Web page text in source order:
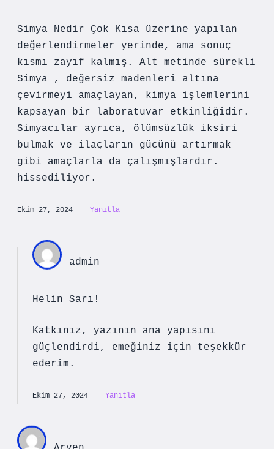
Simya Nedir Çok Kısa üzerine yapılan
değerlendirmeler yerinde, ama sonuç
kısmı zayıf kalmış. Alt metinde sürekli
Simya , değersiz madenleri altına
çevirmeyi amaçlayan, kimya işlemlerini
kapsayan bir laboratuvar etkinliğidir.
Simyacılar ayrıca, ölümsüzlük iksiri
bulmak ve ilaçların gücünü artırmak
gibi amaçlarla da çalışmışlardır.
hissediliyor.
Ekim 27, 2024 Yanıtla
admin
Helin Sarı!
Katkınız, yazının ana yapısını
güçlendirdi, emeğiniz için teşekkür
ederim .
Ekim 27, 2024 Yanıtla